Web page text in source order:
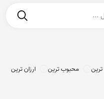
محبوب ترین
ارزان ترین